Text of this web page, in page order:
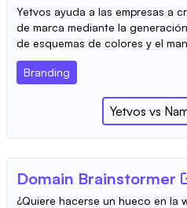
Yetvos ayuda a las empresas a
de marca mediante la
de esquemas de colores y el
Branding
Yetvos vs
Domain Brainstormer
¿Quiere hacerse un hueco en la